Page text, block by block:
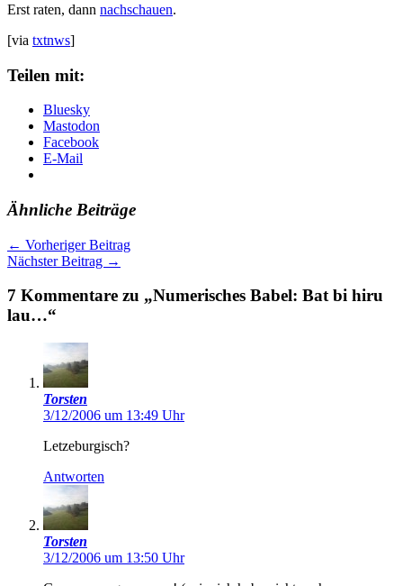
Erst raten, dann nachschauen.
[via txtnws]
Teilen mit:
Bluesky
Mastodon
Facebook
E-Mail
Ähnliche Beiträge
← Vorheriger Beitrag
Nächster Beitrag →
7 Kommentare zu „Numerisches Babel: Bat bi hiru
lau…“
Torsten
3/12/2006 um 13:49 Uhr
Letzeburgisch?
Antworten
Torsten
3/12/2006 um 13:50 Uhr